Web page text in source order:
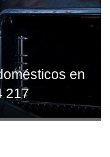
en
217